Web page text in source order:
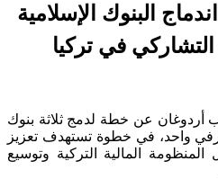
البنوك الإسلامية
التشاركي في تركيا
أردوغان عن خطة لدمج ثلاثة بنوك
واحد، في خطوة تستهدف تعزيز
المالية التركية وتوسيع